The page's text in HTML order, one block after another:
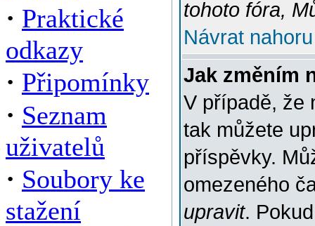
· Praktické
odkazy
· Připomínky
· Seznam
uživatelů
· Soubory ke
stažení
tohoto fóra,
Návrat nahoru
Jak změním
V případě, že
tak můžete
příspěvky.
omezeného
upravit.